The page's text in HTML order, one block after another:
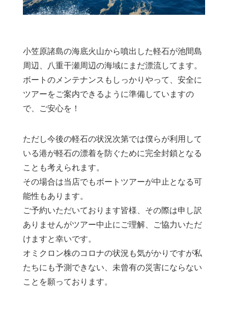
小笠原諸島の海底火山から噴出した軽石が池間島
周辺、八重干瀬周辺の海域にまだ漂流してます。
ボートのメンテナンスもしっかりやって、安全に
ツアーをご案内できるように準備していますの
で、ご安心を！
ただし今後の軽石の状況次第では僕らが利用して
いる港が軽石の漂着を防ぐために完全封鎖となる
ことも考えられます。
その場合は当店でもボートツアーが中止となる可
能性もあります。
ご予約いただいております皆様、その際は申し訳
ありませんがツアー中止にご理解、ご協力いただ
けますと幸いです。
オミクロン株のコロナの状況も気がかりですが私
たちにも予測できない、未曾有の災害にならない
ことを願っております。